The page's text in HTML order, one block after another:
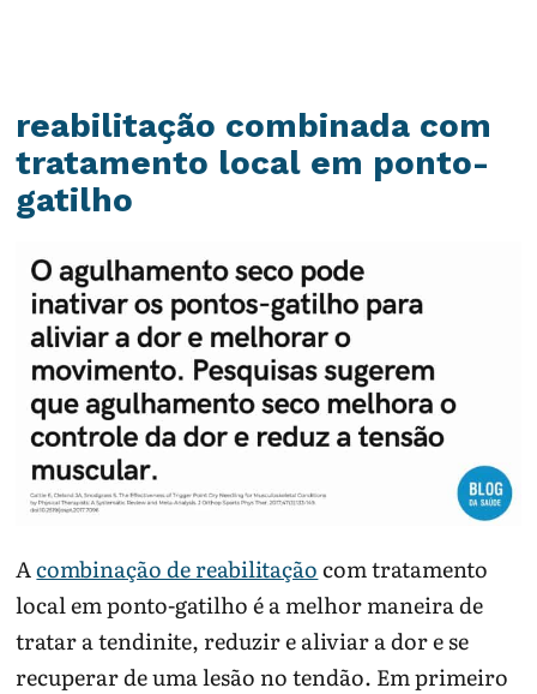
reabilitação combinada com
tratamento local em ponto-
gatilho
Acombinação de reabilitaçãocom tratamento
local em ponto-gatilho é a melhor maneira de
tratar a tendinite, reduzir e aliviar a dor e se
recuperar de uma lesão no tendão. Em primeiro